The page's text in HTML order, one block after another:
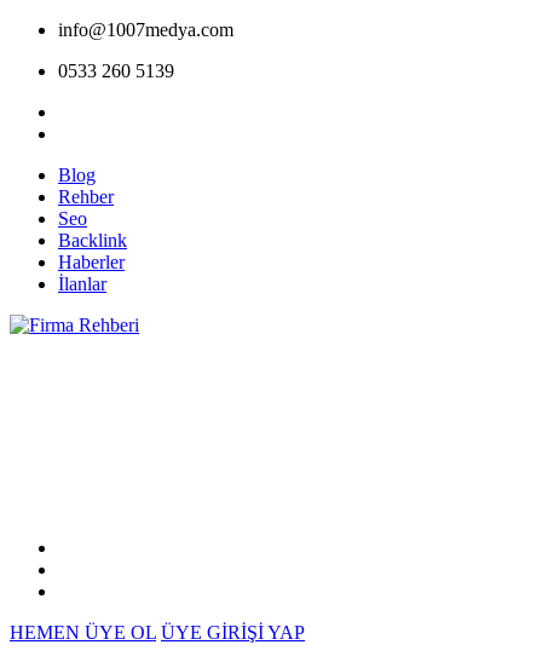
info@1007medya.com
0533 260 5139
Blog
Rehber
Seo
Backlink
Haberler
İlanlar
HEMEN ÜYE OL ÜYE GİRİŞİ YAP